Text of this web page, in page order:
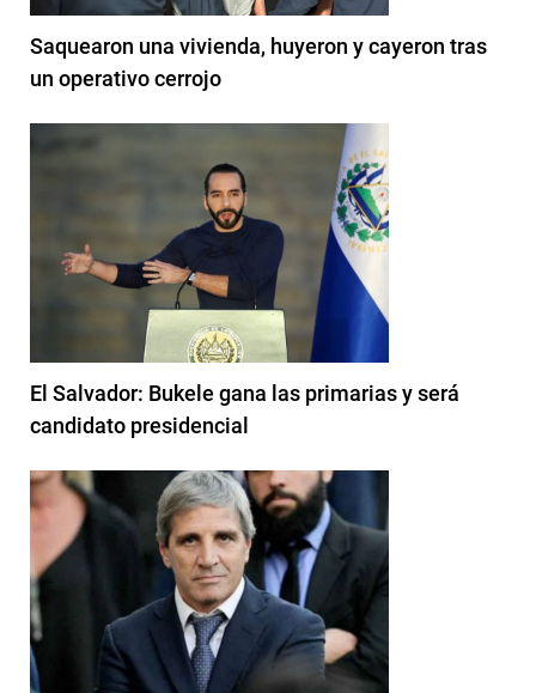
Saquearon una vivienda, huyeron y cayeron tras
un operativo cerrojo
El Salvador: Bukele gana las primarias y será
candidato presidencial